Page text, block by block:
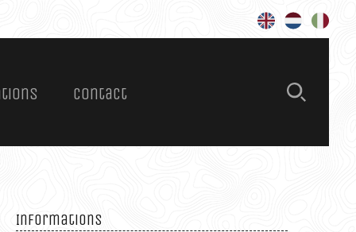
Contact Rechercher
Informations